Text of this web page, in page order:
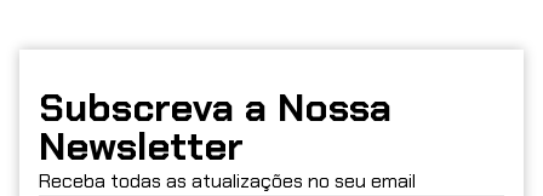
Subscreva a Nossa
Newsletter
Receba todas as atualizações no seu email